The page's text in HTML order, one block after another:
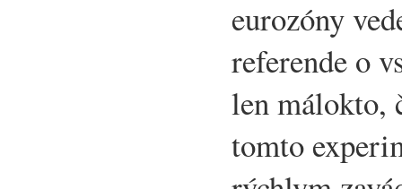
eurozóny
referende o
len málokto,
tomto